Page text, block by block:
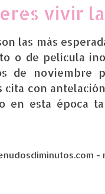
vivir
las más
o de película
de
cita con
en esta época